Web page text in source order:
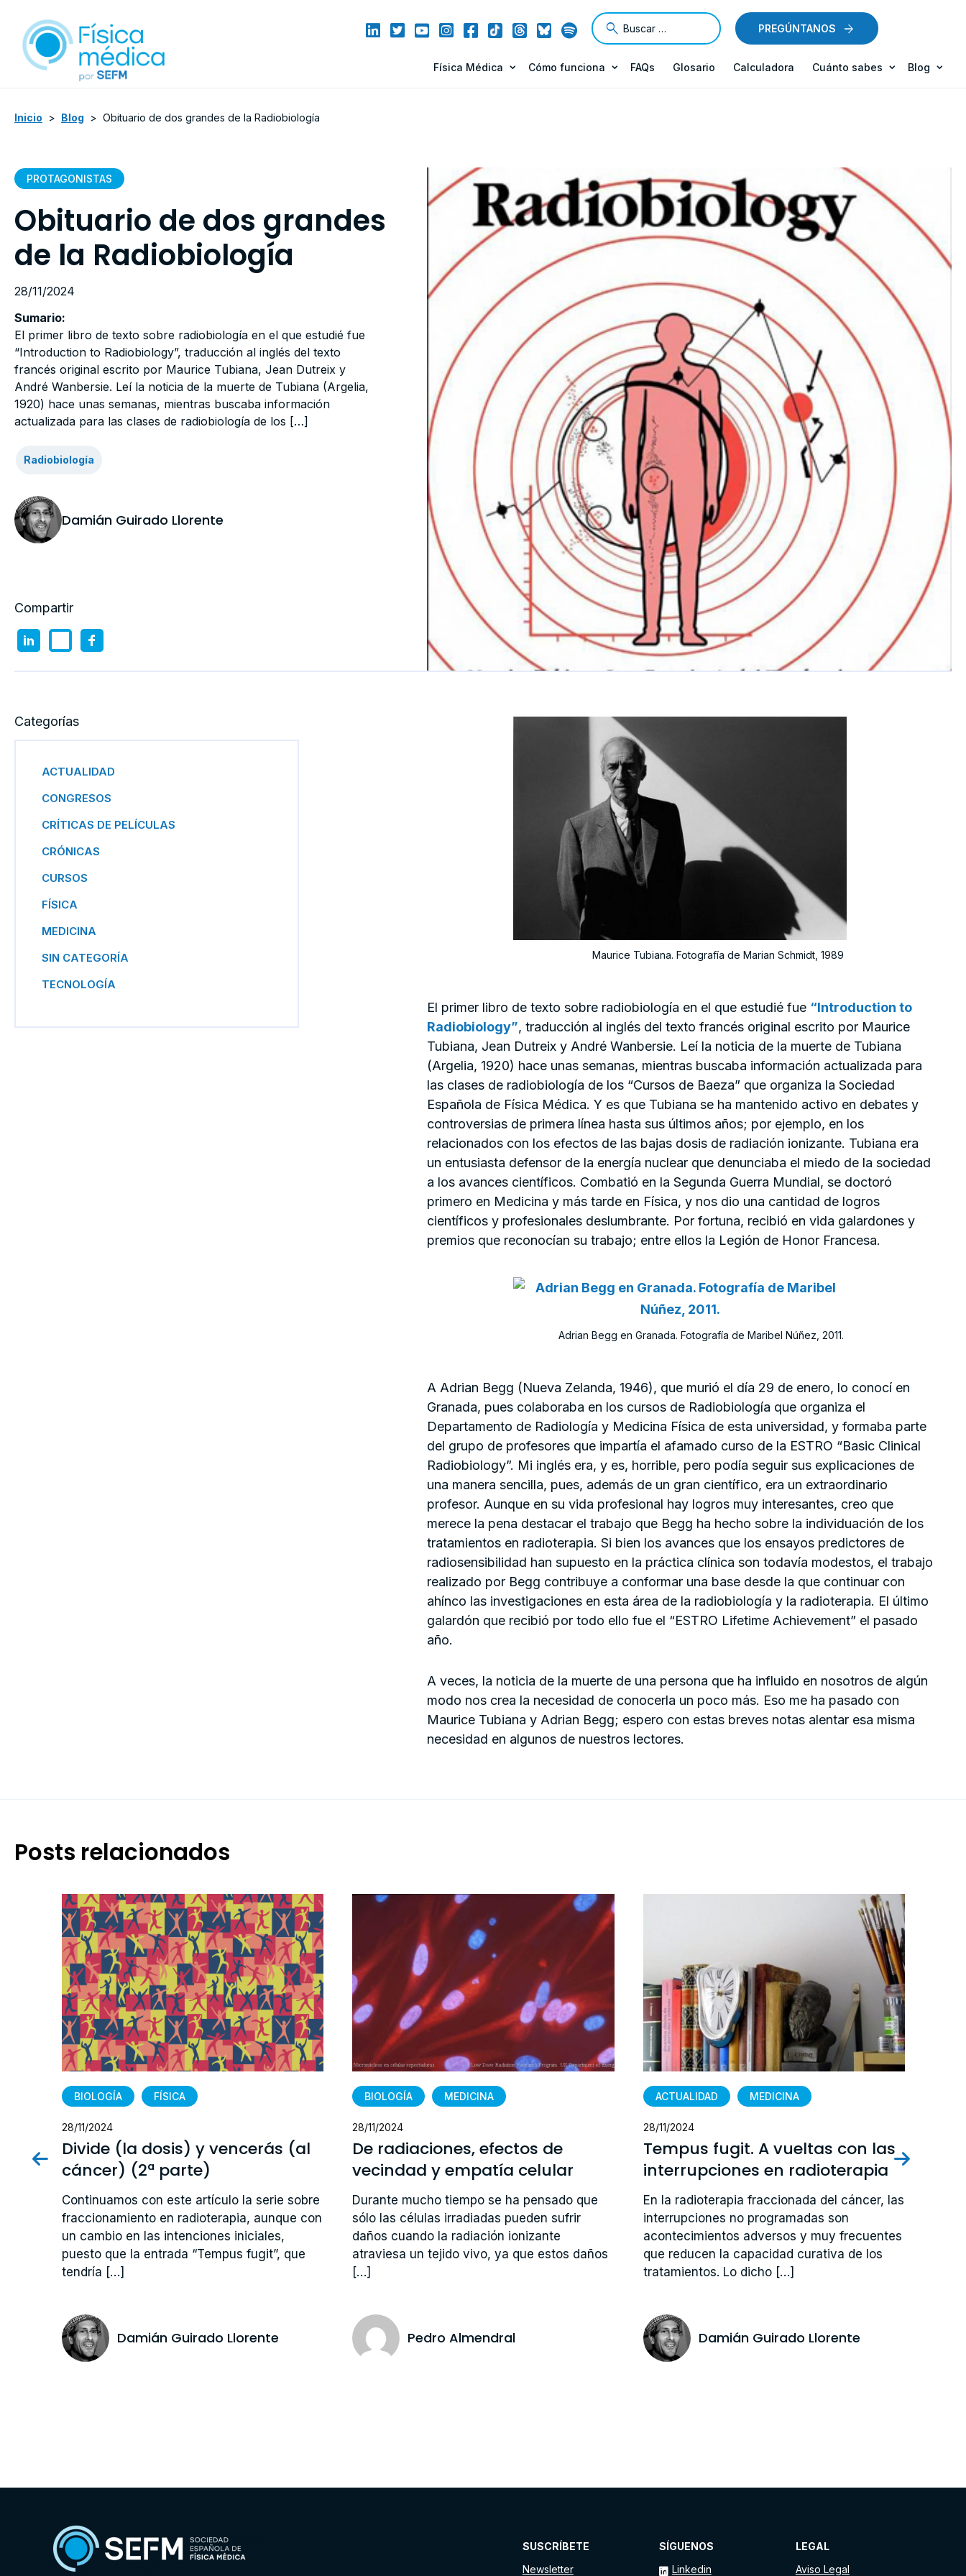
PREGÚNTANOS
Física Médica Cómo funciona FAQs Glosario Calculadora Cuánto sabes Blog
Inicio > Blog > Obituario de dos grandes de la Radiobiología
PROTAGONISTAS
Obituario de dos grandes
de la Radiobiología
28/11/2024
Sumario:
El primer libro de texto sobre radiobiología en el que estudié fue
“Introduction to Radiobiology”, traducción al inglés del texto
francés original escrito por Maurice Tubiana, Jean Dutreix y
André Wanbersie. Leí la noticia de la muerte de Tubiana (Argelia,
1920) hace unas semanas, mientras buscaba información
actualizada para las clases de radiobiología de los […]
Radiobiología
Damián Guirado Llorente
Compartir
Categorías
ACTUALIDAD
CONGRESOS
CRÍTICAS DE PELÍCULAS
CRÓNICAS
CURSOS
FÍSICA
MEDICINA
SIN CATEGORÍA
TECNOLOGÍA
Maurice Tubiana. Fotografía de Marian Schmidt, 1989
El primer libro de texto sobre radiobiología en el que estudié fue “Introduction to
Radiobiology”, traducción al inglés del texto francés original escrito por Maurice
Tubiana, Jean Dutreix y André Wanbersie. Leí la noticia de la muerte de Tubiana
(Argelia, 1920) hace unas semanas, mientras buscaba información actualizada para
las clases de radiobiología de los “Cursos de Baeza” que organiza la Sociedad
Española de Física Médica. Y es que Tubiana se ha mantenido activo en debates y
controversias de primera línea hasta sus últimos años; por ejemplo, en los
relacionados con los efectos de las bajas dosis de radiación ionizante. Tubiana era
un entusiasta defensor de la energía nuclear que denunciaba el miedo de la sociedad
a los avances científicos. Combatió en la Segunda Guerra Mundial, se doctoró
primero en Medicina y más tarde en Física, y nos dio una cantidad de logros
científicos y profesionales deslumbrante. Por fortuna, recibió en vida galardones y
premios que reconocían su trabajo; entre ellos la Legión de Honor Francesa.
Adrian Begg en Granada. Fotografía de Maribel Núñez, 2011.
A Adrian Begg (Nueva Zelanda, 1946), que murió el día 29 de enero, lo conocí en
Granada, pues colaboraba en los cursos de Radiobiología que organiza el
Departamento de Radiología y Medicina Física de esta universidad, y formaba parte
del grupo de profesores que impartía el afamado curso de la ESTRO “Basic Clinical
Radiobiology”. Mi inglés era, y es, horrible, pero podía seguir sus explicaciones de
una manera sencilla, pues, además de un gran científico, era un extraordinario
profesor. Aunque en su vida profesional hay logros muy interesantes, creo que
merece la pena destacar el trabajo que Begg ha hecho sobre la individuación de los
tratamientos en radioterapia. Si bien los avances que los ensayos predictores de
radiosensibilidad han supuesto en la práctica clínica son todavía modestos, el trabajo
realizado por Begg contribuye a conformar una base desde la que continuar con
ahínco las investigaciones en esta área de la radiobiología y la radioterapia. El último
galardón que recibió por todo ello fue el “ESTRO Lifetime Achievement” el pasado
año.
A veces, la noticia de la muerte de una persona que ha influido en nosotros de algún
modo nos crea la necesidad de conocerla un poco más. Eso me ha pasado con
Maurice Tubiana y Adrian Begg; espero con estas breves notas alentar esa misma
necesidad en algunos de nuestros lectores.
Posts relacionados
BIOLOGÍA FÍSICA
28/11/2024
Divide (la dosis) y vencerás (al
cáncer) (2ª parte)
Continuamos con este artículo la serie sobre
fraccionamiento en radioterapia, aunque con
un cambio en las intenciones iniciales,
puesto que la entrada “Tempus fugit”, que
tendría […]
Damián Guirado Llorente
BIOLOGÍA MEDICINA
28/11/2024
De radiaciones, efectos de
vecindad y empatía celular
Durante mucho tiempo se ha pensado que
sólo las células irradiadas pueden sufrir
daños cuando la radiación ionizante
atraviesa un tejido vivo, ya que estos daños
[…]
Pedro Almendral
ACTUALIDAD MEDICINA
28/11/2024
Tempus fugit. A vueltas con las
interrupciones en radioterapia
En la radioterapia fraccionada del cáncer, las
interrupciones no programadas son
acontecimientos adversos y muy frecuentes
que reducen la capacidad curativa de los
tratamientos. Lo dicho […]
Damián Guirado Llorente
SUSCRÍBETE
Newsletter
SÍGUENOS
Linkedin
LEGAL
Aviso Legal